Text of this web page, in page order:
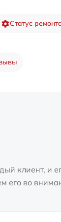
Статус
клиент, и
его во